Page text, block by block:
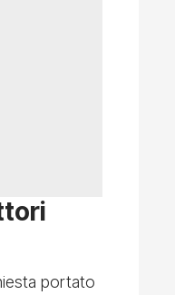
portato